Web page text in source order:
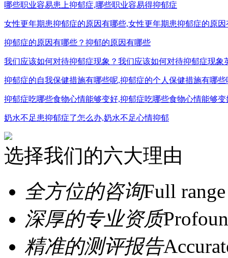
哪些职业容易患上抑郁症,哪些职业容易得抑郁症
女性更年期患抑郁症的原因有哪些,女性更年期患抑郁症的原
抑郁症的原因有哪些？抑郁的原因有哪些
我们应该如何对待抑郁症现象？我们应该如何对待抑郁症现象
抑郁症的自我保健措施有哪些呢,抑郁症的个人保健措施有哪些
抑郁症吃哪些食物心情能够变好,抑郁症吃哪些食物心情能够变
奶水不足患抑郁症了怎么办,奶水不足心情抑郁
选择我们的六大理由
全方位的咨询Full
深厚的专业资质
精准的测评报告